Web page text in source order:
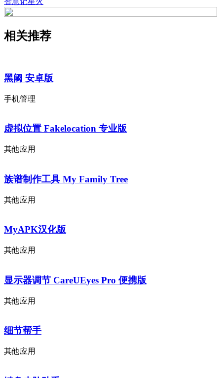
相关推荐
黑阈 安卓版
手机管理
虚拟位置 Fakelocation 专业版
其他应用
族谱制作工具 My Family Tree
其他应用
MyAPK汉化版
其他应用
显示器调节 CareUEyes Pro 便携版
其他应用
细节帮手
其他应用